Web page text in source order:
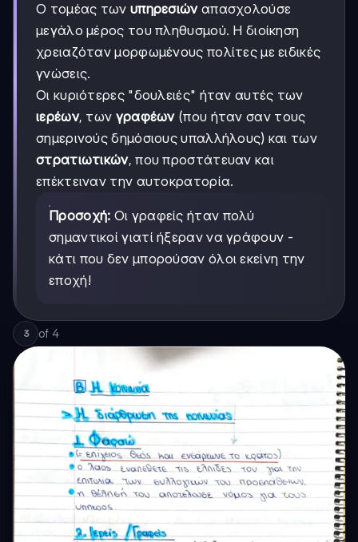
Ο τομέας των υπηρεσιώναπασχολούσε
μεγάλο μέρος του πληθυσμού. Η διοίκηση
χρειαζόταν μορφωμένους πολίτες με ειδικές
γνώσεις.
Οι κυριότερες "δουλειές" ήταν αυτές των
ιερέων, των γραφέων(που ήταν σαν τους
σημερινούς δημόσιους υπαλλήλους) και των
στρατιωτικών, που προστάτευαν και
επέκτειναν την αυτοκρατορία.
Προσοχή: Οι γραφείς ήταν πολύ
σημαντικοί γιατί ήξεραν να γράφουν -
κάτι που δεν μπορούσαν όλοι εκείνη την
εποχή!
3 of 4